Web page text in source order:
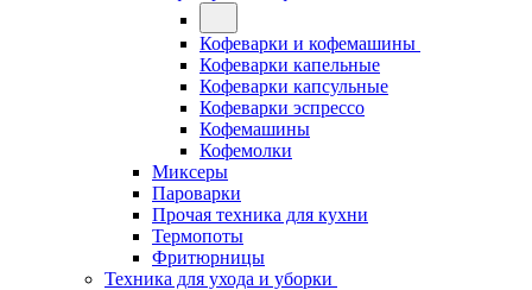
Кофеварки и кофемашины
Кофеварки капельные
Кофеварки капсульные
Кофеварки эспрессо
Кофемашины
Кофемолки
Миксеры
Пароварки
Прочая техника для кухни
Термопоты
Фритюрницы
Техника для ухода и уборки